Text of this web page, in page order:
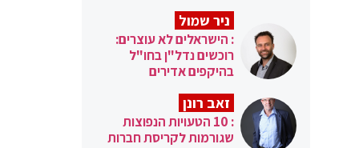
ניר שמול
: הישראלים לא עוצרים:
רוכשים נדל"ן בחו"ל
בהיקפים אדירים
זאב רונן
: 10 הטעויות הנפוצות
שגורמות לקריסת חברות